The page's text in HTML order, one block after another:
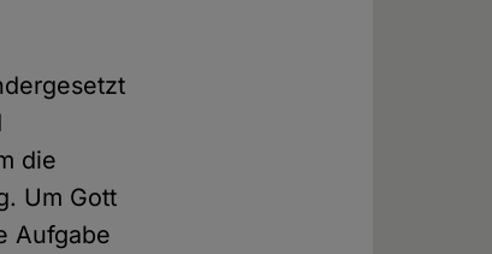
die
Um Gott
Aufgabe